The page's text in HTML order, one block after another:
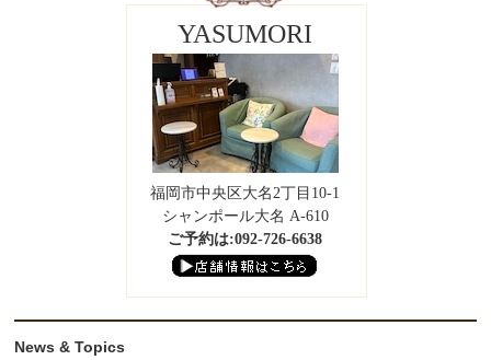
YASUMORI
福岡市中央区大名2丁目10-1
シャンポール大名 A-610
ご予約は:092-726-6638
News & Topics